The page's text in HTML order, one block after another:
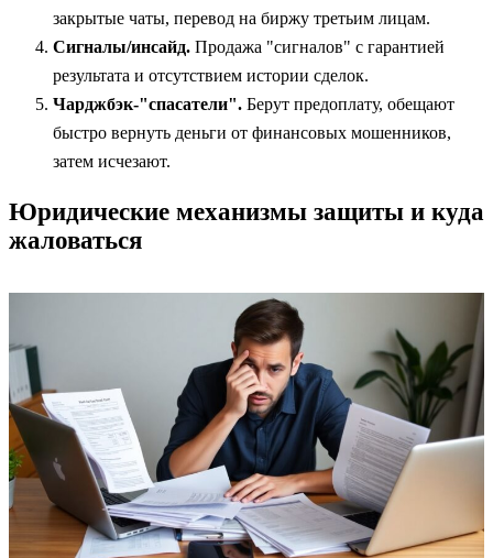
закрытые чаты, перевод на биржу третьим лицам.
Сигналы/инсайд. Продажа "сигналов" с гарантией
результата и отсутствием истории сделок.
Чарджбэк-"спасатели". Берут предоплату, обещают
быстро вернуть деньги от финансовых мошенников,
затем исчезают.
Юридические механизмы защиты и куда
жаловаться